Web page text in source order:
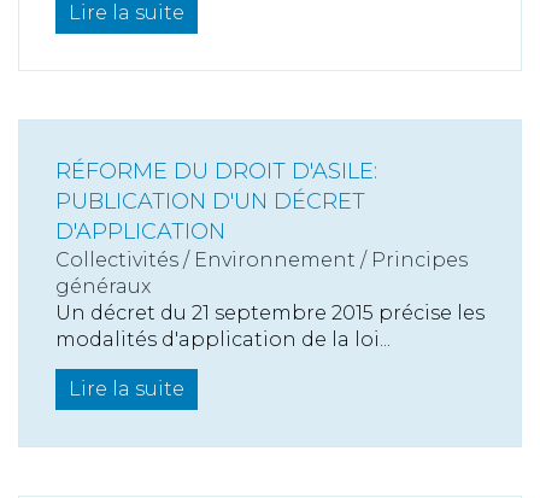
Lire la suite
RÉFORME DU DROIT D'ASILE:
PUBLICATION D'UN DÉCRET
D'APPLICATION
Collectivités / Environnement / Principes
généraux
Un décret du 21 septembre 2015 précise les
modalités d'application de la loi...
Lire la suite